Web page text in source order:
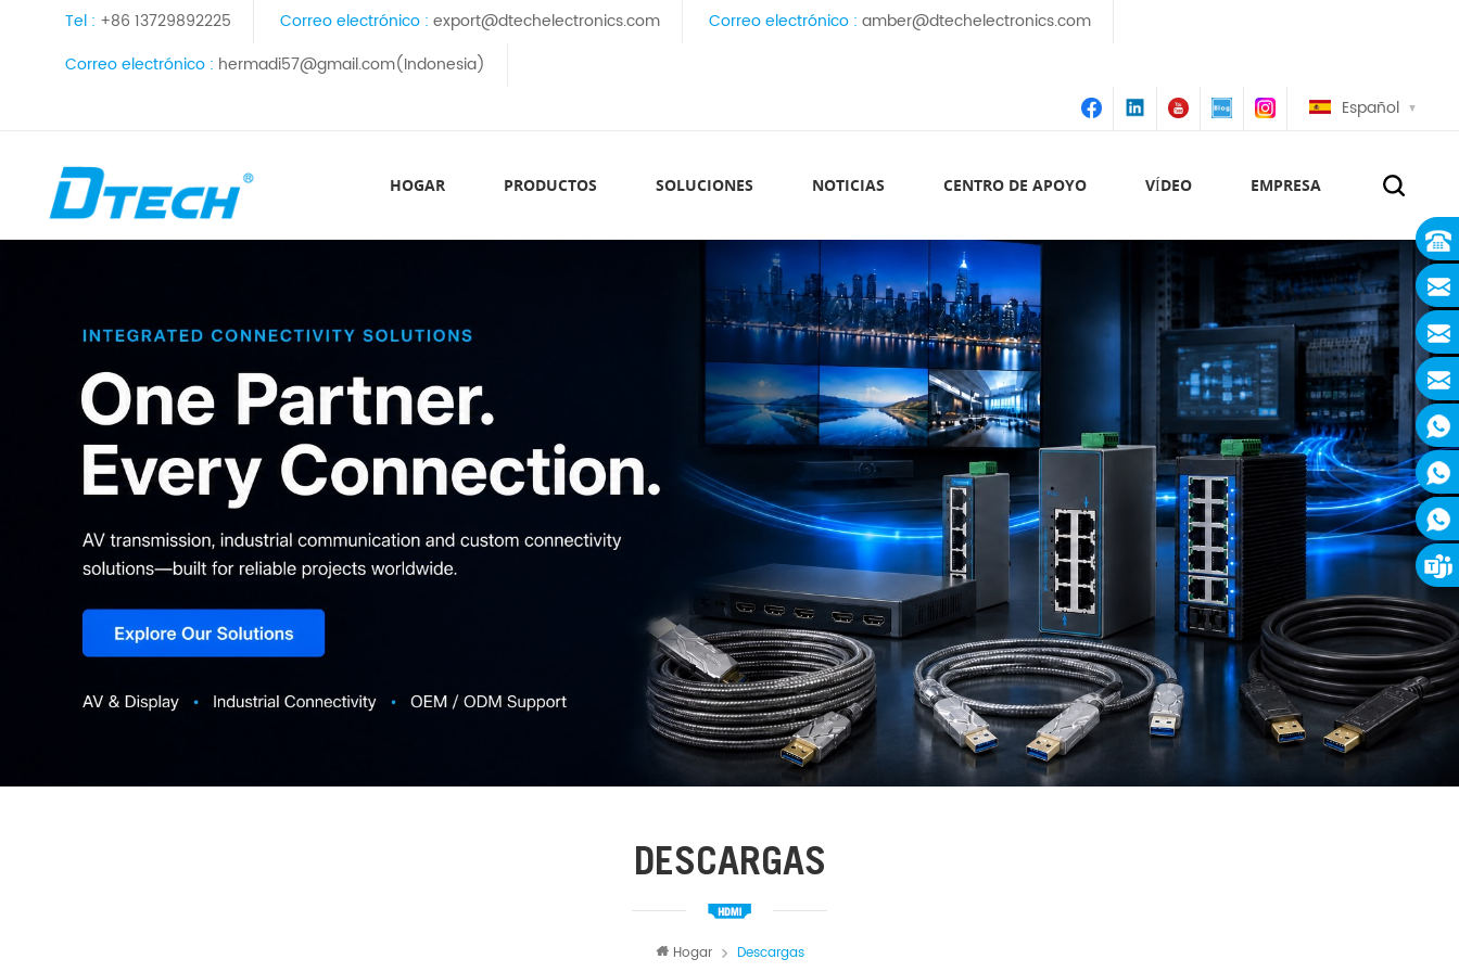
Tel : +86 13729892225 Correo electrónico : export@dtechelectronics.com Correo electrónico : amber@dtechelectronics.com
Correo electrónico : hermadi57@gmail.com(Indonesia)
Español
HOGAR PRODUCTOS SOLUCIONES NOTICIAS CENTRO DE APOYO VÍDEO EMPRESA
DESCARGAS
Hogar Descargas